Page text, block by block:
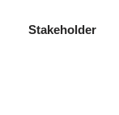
Stakeholder